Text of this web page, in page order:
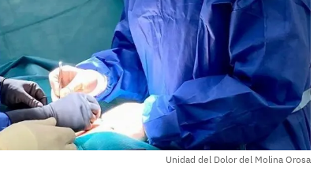
Unidad del Dolor del Molina Orosa